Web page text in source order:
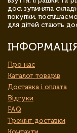
досі зупиняла
покупки,
для дітей стають
Про нас
Каталог товарів
Доставка і оплата
Відгуки
FAQ
Трекінг доставки